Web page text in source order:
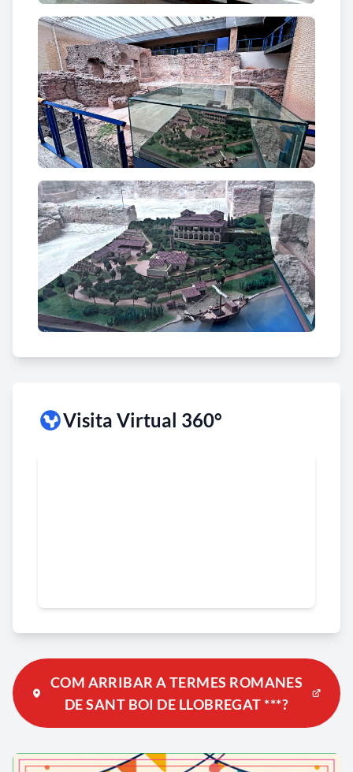
Visita Virtual 360°
COM ARRIBAR A TERMES ROMANES
DE SANT BOI DE LLOBREGAT ***?